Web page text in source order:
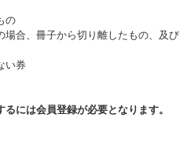
の
場合、冊子から切り離したもの、及び
い券
には会員登録が必要となります。